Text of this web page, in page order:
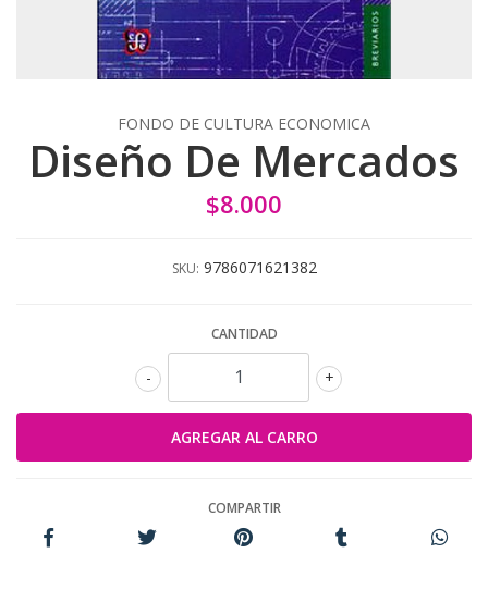
FONDO DE CULTURA ECONOMICA
Diseño De Mercados
$8.000
SKU: 9786071621382
CANTIDAD
+
-
COMPARTIR